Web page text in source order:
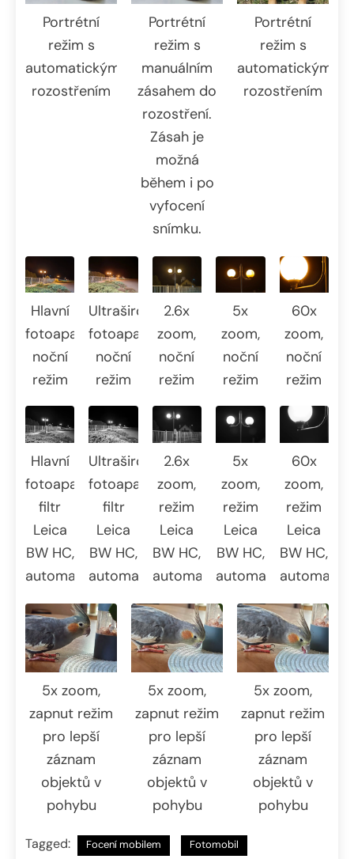
Portrétní
režim s
automatickým
rozostřením
Portrétní
režim s
manuálním
zásahem do
rozostření.
Zásah je
možná
během i po
vyfocení
snímku.
Portrétní
režim s
automatickým
rozostřením
Hlavní
fotoaparát,
noční
režim
Ultraširokoúhlý
fotoaparát,
noční
režim
2.6x
zoom,
noční
režim
5x
zoom,
noční
režim
60x
zoom,
noční
režim
Hlavní
fotoaparát,
filtr
Leica
BW HC,
automatika
Ultraširokoúhlý
fotoaparát,
filtr
Leica
BW HC,
automatika
2.6x
zoom,
režim
Leica
BW HC,
automatika
5x
zoom,
režim
Leica
BW HC,
automatika
60x
zoom,
režim
Leica
BW HC,
automatika
5x zoom,
zapnut režim
pro lepší
záznam
objektů v
pohybu
5x zoom,
zapnut režim
pro lepší
záznam
objektů v
pohybu
5x zoom,
zapnut režim
pro lepší
záznam
objektů v
pohybu
Tagged: Focení mobilem Fotomobil